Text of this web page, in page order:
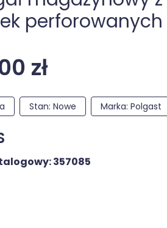
zł
Stan: Nowe Marka: Polgast
357085